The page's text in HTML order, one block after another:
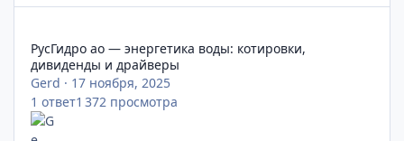
РусГидро ао — энергетика воды: котировки,
дивиденды и драйверы
Gerd · 17 ноября, 2025
1 ответ1 372 просмотра